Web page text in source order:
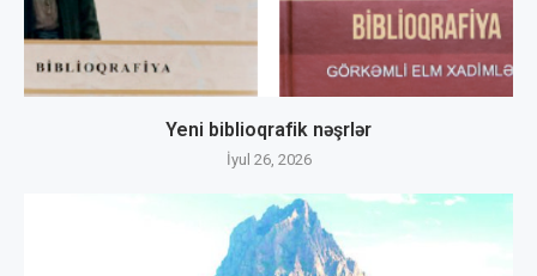
Yeni biblioqrafik nəşrlər
İyul 26, 2026